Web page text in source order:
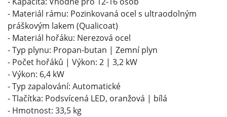
- Materiál rámu: Pozinkovaná ocel s ultraodolným
práškovým lakem (Qualicoat)
- Materiál hořáku: Nerezová ocel
- Typ plynu: Propan-butan | Zemní plyn
- Počet hořáků | Výkon: 2 | 3,2 kW
- Výkon: 6,4 kW
- Typ zapalování: Automatické
- Tlačítka: Podsvícená LED, oranžová | bílá
- Hmotnost: 33,5 kg